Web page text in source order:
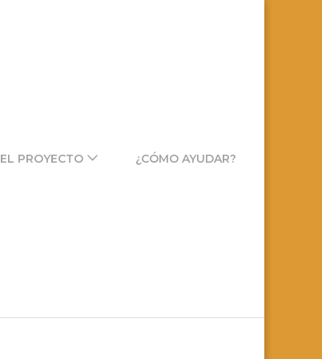
EL PROYECTO ¿CÓMO AYUDAR?